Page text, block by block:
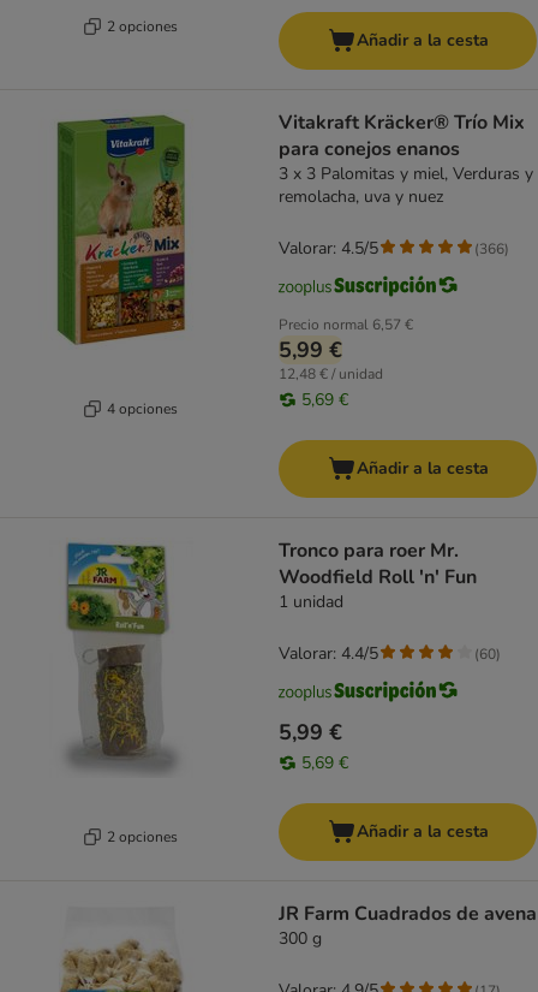
2 opciones
Añadir a la cesta
4 opciones
Vitakraft Kräcker® Trío Mix
para conejos enanos
3 x 3 Palomitas y miel, Verduras y
remolacha, uva y nuez
Precio normal 6,57 €
5,99 €
12,48 € / unidad
5,69 €
Valorar: 4.5/5 (366)
Añadir a la cesta
2 opciones
Tronco para roer Mr.
Woodfield Roll 'n' Fun
1 unidad
5,99 €
5,69 €
Valorar: 4.4/5 (60)
Añadir a la cesta
JR Farm Cuadrados de avena
300 g